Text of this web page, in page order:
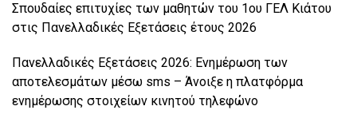
Σπουδαίες επιτυχίες των μαθητών του 1ου ΓΕΛ Κιάτου
στις Πανελλαδικές Εξετάσεις έτους 2026
Πανελλαδικές Εξετάσεις 2026: Ενημέρωση των
αποτελεσμάτων μέσω sms – Άνοιξε η πλατφόρμα
ενημέρωσης στοιχείων κινητού τηλεφώνο